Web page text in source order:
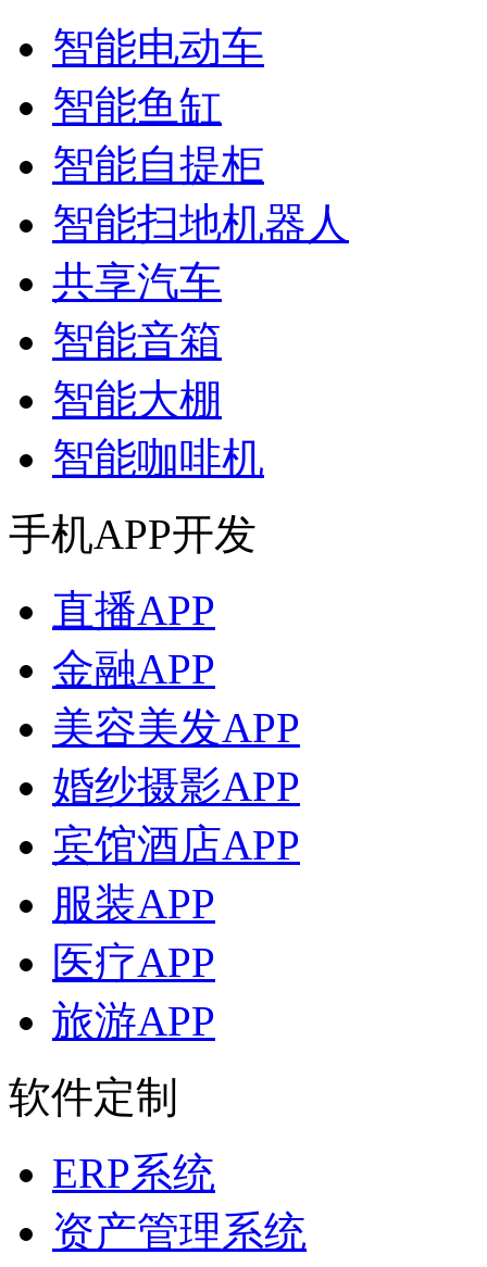
智能电动车
智能鱼缸
智能自提柜
智能扫地机器人
共享汽车
智能音箱
智能大棚
智能咖啡机
手机APP开发
直播APP
金融APP
美容美发APP
婚纱摄影APP
宾馆酒店APP
服装APP
医疗APP
旅游APP
软件定制
ERP系统
资产管理系统